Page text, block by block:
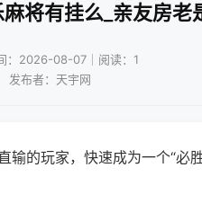
将有挂么_亲友房老
：2026-08-07｜阅读：1
发布者：天宇网
的玩家，快速成为一个“必